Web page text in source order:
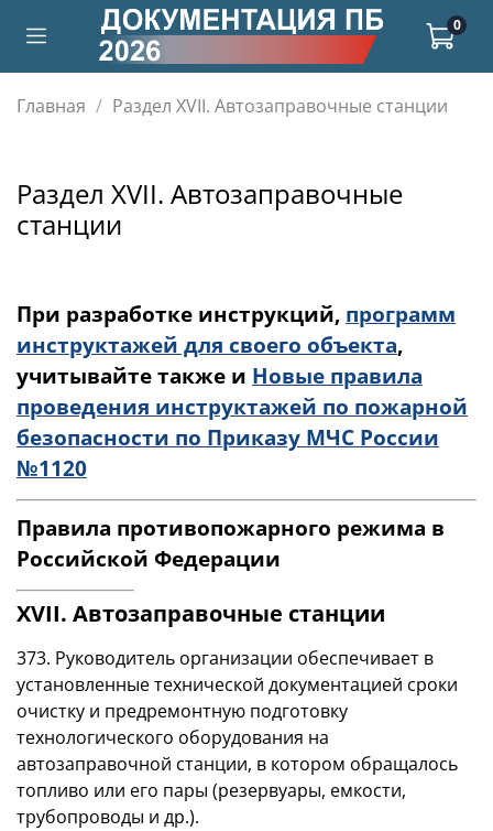
0
Главная Раздел XVII. Автозаправочные станции
Раздел XVII. Автозаправочные
станции
При разработке инструкций, программ
инструктажей для своего объекта,
учитывайте также и Новые правила
проведения инструктажей по пожарной
безопасности по Приказу МЧС России
№1120
Правила противопожарного режима в
Российской Федерации
XVII. Автозаправочные станции
373. Руководитель организации обеспечивает в
установленные технической документацией сроки
очистку и предремонтную подготовку
технологического оборудования на
автозаправочной станции, в котором обращалось
топливо или его пары (резервуары, емкости,
трубопроводы и др.).